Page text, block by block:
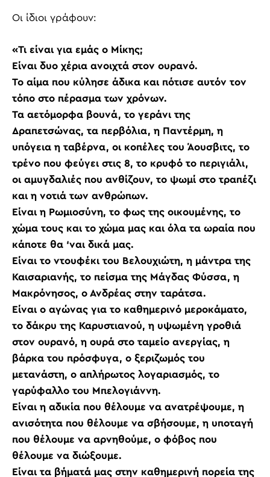
Οι ίδιοι γράφουν:
«Τι είναι για εμάς ο Μίκης;
Είναι δυο χέρια ανοιχτά στον ουρανό.
Το αίμα που κύλησε άδικα και πότισε αυτόν τον
τόπο στο πέρασμα των χρόνων.
Τα αετόμορφα βουνά, το γεράνι της
Δραπετσώνας, τα περβόλια, η Παντέρμη, η
υπόγεια η ταβέρνα, οι κοπέλες του Άουσβιτς, το
τρένο που φεύγει στις 8, το κρυφό το περιγιάλι,
οι αμυγδαλιές που ανθίζουν, το ψωμί στο τραπέζι
και η νοτιά των ανθρώπων.
Είναι η Ρωμιοσύνη, το φως της οικουμένης, το
χώμα τους και το χώμα μας και όλα τα ωραία που
κάποτε θα ‘ναι δικά μας.
Είναι το ντουφέκι του Βελουχιώτη, η μάντρα της
Καισαριανής, το πείσμα της Μάγδας Φύσσα, η
Μακρόνησος, ο Ανδρέας στην ταράτσα.
Είναι ο αγώνας για το καθημερινό μεροκάματο,
το δάκρυ της Καρυστιανού, η υψωμένη γροθιά
στον ουρανό, η ουρά στο ταμείο ανεργίας, η
βάρκα του πρόσφυγα, ο ξεριζωμός του
μετανάστη, ο απλήρωτος λογαριασμός, το
γαρύφαλλο του Μπελογιάννη.
Είναι η αδικία που θέλουμε να ανατρέψουμε, η
ανισότητα που θέλουμε να σβήσουμε, η υποταγή
που θέλουμε να αρνηθούμε, ο φόβος που
θέλουμε να διώξουμε.
Είναι τα βήματά μας στην καθημερινή πορεία της